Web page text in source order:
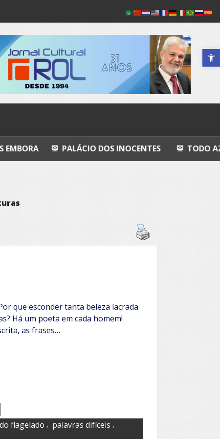
Abrir a
PALÁCIO DOS INOCENTES TODO AZUL NHÔ
que esconder tanta beleza lacrada
Há um poeta em cada homem!
as frases…
flagelado , palavras difíceis ,